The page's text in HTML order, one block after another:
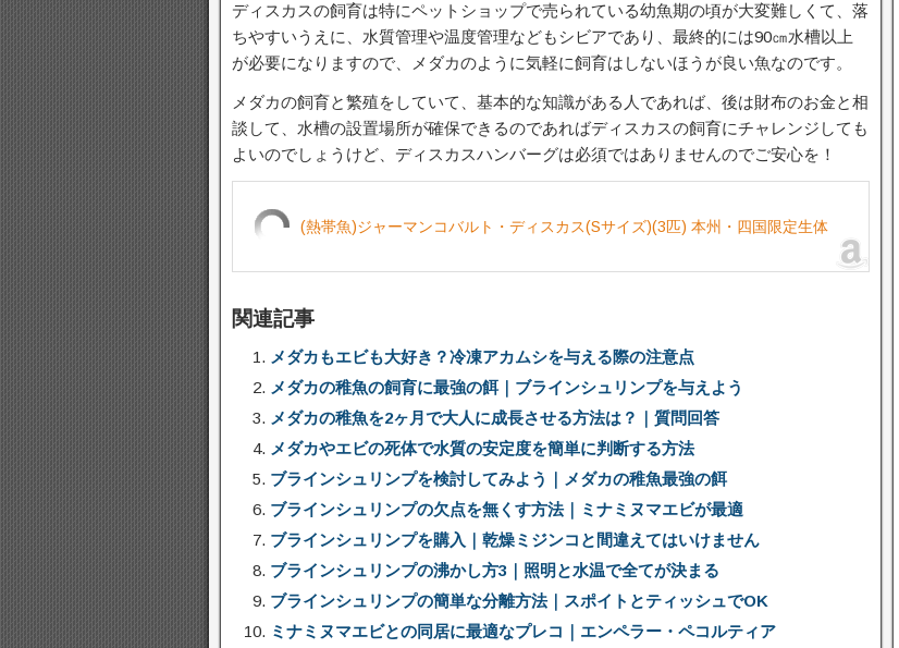
ディスカスの飼育は特にペットショップで売られている幼魚期の頃が大変難しくて、落
ちやすいうえに、水質管理や温度管理などもシビアであり、最終的には90㎝水槽以上
が必要になりますので、メダカのように気軽に飼育はしないほうが良い魚なのです。
メダカの飼育と繁殖をしていて、基本的な知識がある人であれば、後は財布のお金と相
談して、水槽の設置場所が確保できるのであればディスカスの飼育にチャレンジしても
よいのでしょうけど、ディスカスハンバーグは必須ではありませんのでご安心を！
(熱帯魚)ジャーマンコバルト・ディスカス(Sサイズ)(3匹) 本州・四国限定生体
関連記事
メダカもエビも大好き？冷凍アカムシを与える際の注意点
メダカの稚魚の飼育に最強の餌｜ブラインシュリンプを与えよう
メダカの稚魚を2ヶ月で大人に成長させる方法は？｜質問回答
メダカやエビの死体で水質の安定度を簡単に判断する方法
ブラインシュリンプを検討してみよう｜メダカの稚魚最強の餌
ブラインシュリンプの欠点を無くす方法｜ミナミヌマエビが最適
ブラインシュリンプを購入｜乾燥ミジンコと間違えてはいけません
ブラインシュリンプの沸かし方3｜照明と水温で全てが決まる
ブラインシュリンプの簡単な分離方法｜スポイトとティッシュでOK
ミナミヌマエビとの同居に最適なプレコ｜エンペラー・ペコルティア